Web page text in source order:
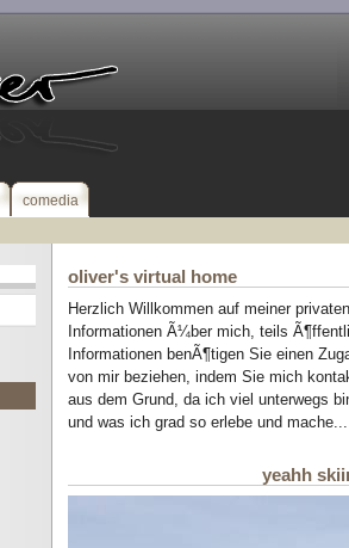
comedia
oliver's virtual home
Herzlich Willkommen auf meiner
Informationen Ã¼ber mich, teils
Informationen benÃ¶tigen Sie einen
von mir beziehen, indem Sie mich
aus dem Grund, da ich viel unterwegs
und was ich grad so erlebe und mache...
yeahh